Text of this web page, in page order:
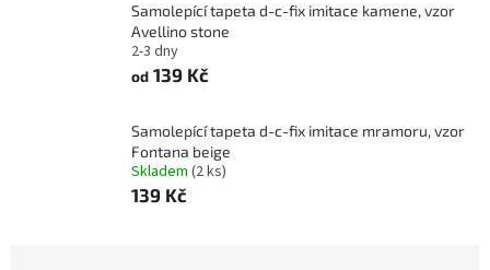
Samolepící tapeta d-c-fix imitace kamene, vzor
Avellino stone
2-3 dny
od 139 Kč
Samolepící tapeta d-c-fix imitace mramoru, vzor
Fontana beige
Skladem (2 ks)
139 Kč